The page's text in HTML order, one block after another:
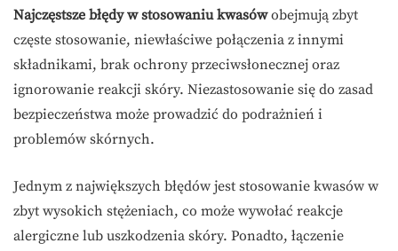
Najczęstsze błędy w stosowaniu kwasówobejmują zbyt
częste stosowanie, niewłaściwe połączenia z innymi
składnikami, brak ochrony przeciwsłonecznej oraz
ignorowanie reakcji skóry. Niezastosowanie się do zasad
bezpieczeństwa może prowadzić do podrażnień i
problemów skórnych.
Jednym z największych błędów jest stosowanie kwasów w
zbyt wysokich stężeniach, co może wywołać reakcje
alergiczne lub uszkodzenia skóry. Ponadto, łączenie